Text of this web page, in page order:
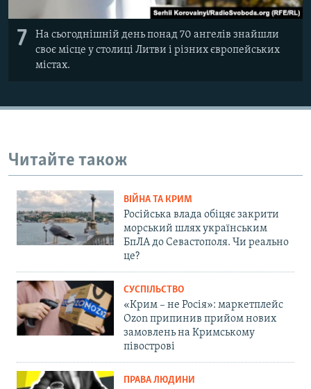
7
На сьогоднішній день понад 70 ангелів знайшли
своє місце у столиці Литви і різних європейських
містах.
Читайте також
ВІЙНА ТА КРИМ
Російська влада обіцяє закрити
морський шлях українським
БпЛА до Севастополя. Чи реально
це?
СУСПІЛЬСТВО
«Крим – не Росія»: маркетплейс
Ozon припинив прийом нових
замовлень на Кримському
півострові
ПРАВА ЛЮДИНИ